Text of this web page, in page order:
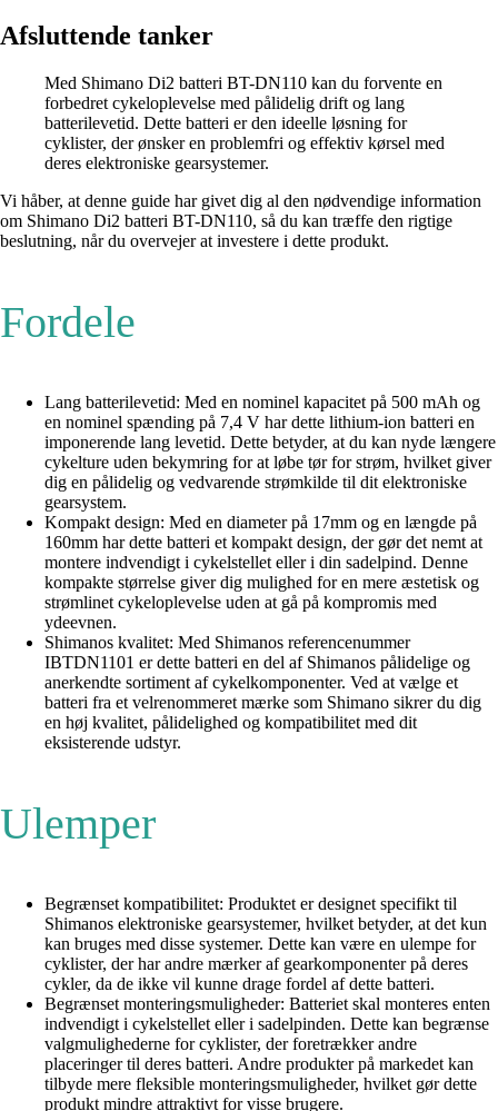
Afsluttende tanker
Med Shimano Di2 batteri BT-DN110 kan du forvente en
forbedret cykeloplevelse med pålidelig drift og lang
batterilevetid. Dette batteri er den ideelle løsning for
cyklister, der ønsker en problemfri og effektiv kørsel med
deres elektroniske gearsystemer.
Vi håber, at denne guide har givet dig al den nødvendige information
om Shimano Di2 batteri BT-DN110, så du kan træffe den rigtige
beslutning, når du overvejer at investere i dette produkt.
Fordele
Lang batterilevetid: Med en nominel kapacitet på 500 mAh og
en nominel spænding på 7,4 V har dette lithium-ion batteri en
imponerende lang levetid. Dette betyder, at du kan nyde længere
cykelture uden bekymring for at løbe tør for strøm, hvilket giver
dig en pålidelig og vedvarende strømkilde til dit elektroniske
gearsystem.
Kompakt design: Med en diameter på 17mm og en længde på
160mm har dette batteri et kompakt design, der gør det nemt at
montere indvendigt i cykelstellet eller i din sadelpind. Denne
kompakte størrelse giver dig mulighed for en mere æstetisk og
strømlinet cykeloplevelse uden at gå på kompromis med
ydeevnen.
Shimanos kvalitet: Med Shimanos referencenummer
IBTDN1101 er dette batteri en del af Shimanos pålidelige og
anerkendte sortiment af cykelkomponenter. Ved at vælge et
batteri fra et velrenommeret mærke som Shimano sikrer du dig
en høj kvalitet, pålidelighed og kompatibilitet med dit
eksisterende udstyr.
Ulemper
Begrænset kompatibilitet: Produktet er designet specifikt til
Shimanos elektroniske gearsystemer, hvilket betyder, at det kun
kan bruges med disse systemer. Dette kan være en ulempe for
cyklister, der har andre mærker af gearkomponenter på deres
cykler, da de ikke vil kunne drage fordel af dette batteri.
Begrænset monteringsmuligheder: Batteriet skal monteres enten
indvendigt i cykelstellet eller i sadelpinden. Dette kan begrænse
valgmulighederne for cyklister, der foretrækker andre
placeringer til deres batteri. Andre produkter på markedet kan
tilbyde mere fleksible monteringsmuligheder, hvilket gør dette
produkt mindre attraktivt for visse brugere.